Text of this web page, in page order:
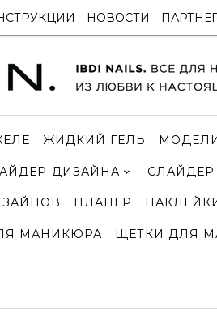
НОВОСТИ
ЖИДКИЙ ГЕЛЬ
ДИЗАЙНА
ПЛАНЕР
МАНИКЮРА ЩЕТКИ ДЛЯ